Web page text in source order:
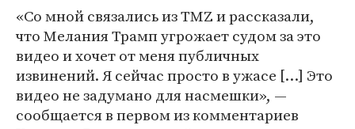
«Со мной связались из TMZ и рассказали,
что Мелания Трамп угрожает судом за это
видео и хочет от меня публичных
извинений. Я сейчас просто в ужасе […] Это
видео не задумано для насмешки», —
сообщается в первом из комментариев